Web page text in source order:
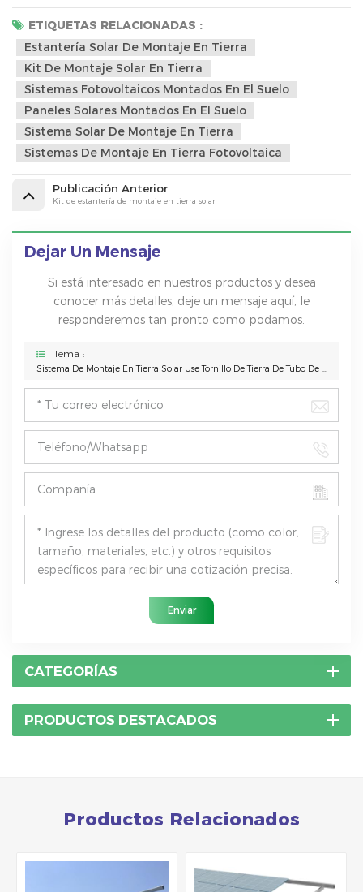
ETIQUETAS RELACIONADAS :
Estantería Solar De Montaje En Tierra
Kit De Montaje Solar En Tierra
Sistemas Fotovoltaicos Montados En El Suelo
Paneles Solares Montados En El Suelo
Sistema Solar De Montaje En Tierra
Sistemas De Montaje En Tierra Fotovoltaica
Publicación Anterior
Kit de estantería de montaje en tierra solar
Dejar Un Mensaje
Si está interesado en nuestros productos y desea
conocer más detalles, deje un mensaje aquí, le
responderemos tan pronto como podamos.
Tema :
Sistema De Montaje En Tierra Solar Use Tornillo De Tierra De Tubo De Doble Brida
Enviar
CATEGORÍAS
PRODUCTOS DESTACADOS
Productos Relacionados